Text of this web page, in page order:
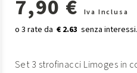
7,90 €
Iva Inclusa
€ 2.63
Set 3 strofinacci Limoges in